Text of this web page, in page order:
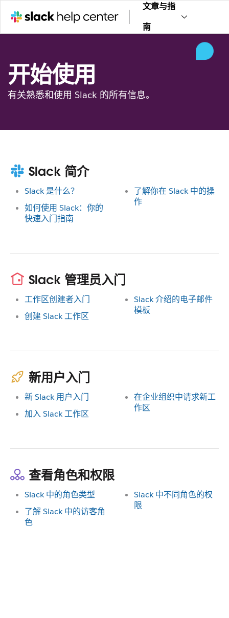
文章与指
南
开始使用
有关熟悉和使用 Slack 的所有信息。
Slack 简介
Slack 是什么？
如何使用 Slack：你的
快速入门指南
了解你在 Slack 中的操
作
Slack 管理员入门
工作区创建者入门
创建 Slack 工作区
Slack 介绍的电子邮件
模板
新用户入门
新 Slack 用户入门
加入 Slack 工作区
在企业组织中请求新工
作区
查看角色和权限
Slack 中的角色类型
了解 Slack 中的访客角
色
Slack 中不同角色的权
限